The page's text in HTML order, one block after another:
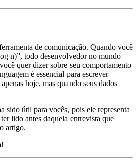
de comunicação. Quando você
n)”, todo desenvolvedor no mundo
quer dizer sobre seu comportamento
é essencial para escrever
hoje, mas quando seus dados
sido útil para vocês, pois ele representa
lido antes daquela entrevista que
artigo.